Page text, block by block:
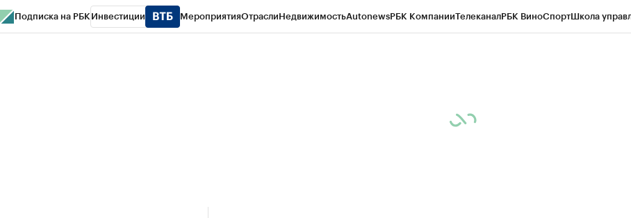
Подписка на РБК Инвестиции МероприятияОтраслиНедвижимостьAutonewsРБК КомпанииТелеканалРБК ВиноСпортШкола